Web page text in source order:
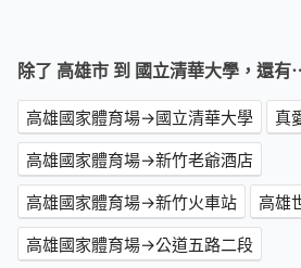
除了 高雄市 到 國立清華大學，還
高雄國家體育場→國立清華大學
真
高雄國家體育場→新竹老爺酒店
高雄國家體育場→新竹火車站
高雄
高雄國家體育場→公道五路二段